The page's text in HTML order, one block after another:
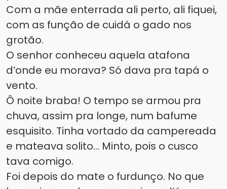
Com a mãe enterrada ali perto, ali fiquei,
com as função de cuidá o gado nos
grotão.
O senhor conheceu aquela atafona
d’onde eu morava? Só dava pra tapá o
vento.
Ô noite braba! O tempo se armou pra
chuva, assim pra longe, num bafume
esquisito. Tinha vortado da campereada
e mateava solito... Minto, pois o cusco
tava comigo.
Foi depois do mate o furdunço. No que